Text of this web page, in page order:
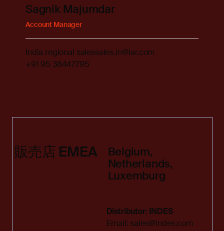
Sagnik Majumdar
Account Manager
India regional salessales.in@iar.com
+91 95 38447795
販売店 EMEA
Belgium,
Netherlands,
Luxemburg
Distributor: INDES
Email: sales@indes.com